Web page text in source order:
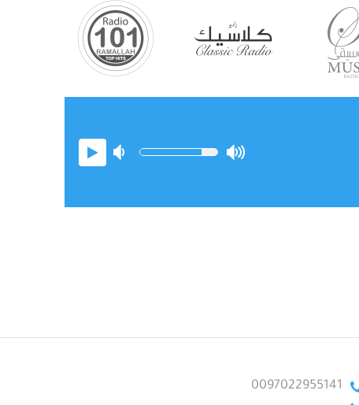
0097022955141